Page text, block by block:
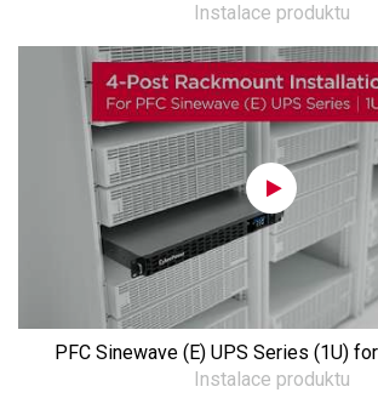
Instalace produktu
PFC Sinewave (E) UPS Series (1U)
Instalace produktu